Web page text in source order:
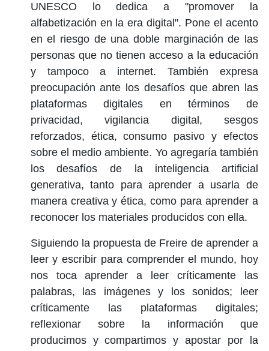
UNESCO lo dedica a "promover la
alfabetización en la era digital". Pone el acento
en el riesgo de una doble marginación de las
personas que no tienen acceso a la educación
y tampoco a internet. También expresa
preocupación ante los desafíos que abren las
plataformas digitales en términos de
privacidad, vigilancia digital, sesgos
reforzados, ética, consumo pasivo y efectos
sobre el medio ambiente. Yo agregaría también
los desafíos de la inteligencia artificial
generativa, tanto para aprender a usarla de
manera creativa y ética, como para aprender a
reconocer los materiales producidos con ella.
Siguiendo la propuesta de Freire de aprender a
leer y escribir para comprender el mundo, hoy
nos toca aprender a leer críticamente las
palabras, las imágenes y los sonidos; leer
críticamente las plataformas digitales;
reflexionar sobre la información que
producimos y compartimos y apostar por la